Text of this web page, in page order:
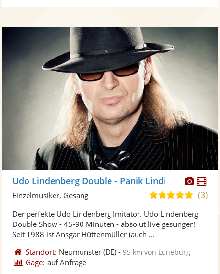
Fotos
Udo Lindenberg Double - Panik Lindi
5,0
5
(3)
Einzelmusiker, Gesang
Der perfekte Udo Lindenberg Imitator. Udo Lindenberg
Double Show - 45-90 Minuten - absolut live gesungen!
Seit 1988 ist Ansgar Hüttenmüller (auch ...
Standort: Neumünster (DE) -95 km von Lüneburg
Gage: auf Anfrage